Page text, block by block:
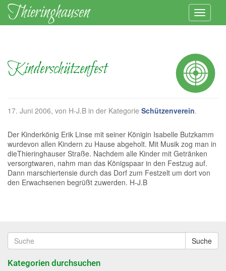
Kinderschützenfest
17. Juni 2006, von H-J.B in der Kategorie Schützenverein.
Der Kinderkönig Erik Linse mit seiner Königin Isabelle Butzkamm
wurdevon allen Kindern zu Hause abgeholt. Mit Musik zog man in
dieThieringhauser Straße. Nachdem alle Kinder mit Getränken
versorgtwaren, nahm man das Königspaar in den Festzug auf.
Dann marschiertensie durch das Dorf zum Festzelt um dort von
den Erwachsenen begrüßt zuwerden. H-J.B
Suche
Kategorien durchsuchen